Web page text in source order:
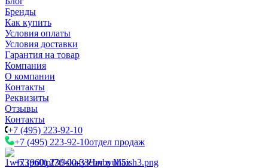
Бренды
Как купить
Условия оплаты
Условия доставки
Гарантия на товар
Компания
О компании
Контакты
Реквизиты
Отзывы
Контакты
+7 (495) 223-92-10
+7 (495) 223-92-10отдел продаж
+7 (960) 230-00-33Чат в Max